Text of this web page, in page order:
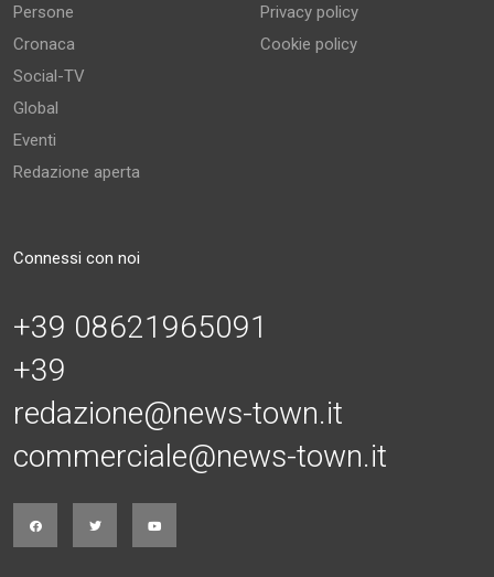
Persone
Cronaca
Social-TV
Global
Eventi
Redazione aperta
Privacy policy
Cookie policy
Connessi con noi
+39 08621965091
+39
redazione@news-town.it
commerciale@news-town.it